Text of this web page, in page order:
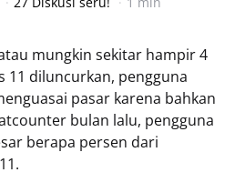
mungkin sekitar hampir 4
11 diluncurkan, pengguna
pasar karena bahkan
bulan lalu, pengguna
berapa persen dari